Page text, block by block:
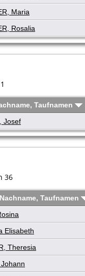
Maria
Rosalia
Taufnamen
Josef
36
Nachname, Taufnamen
Elisabeth
Theresia